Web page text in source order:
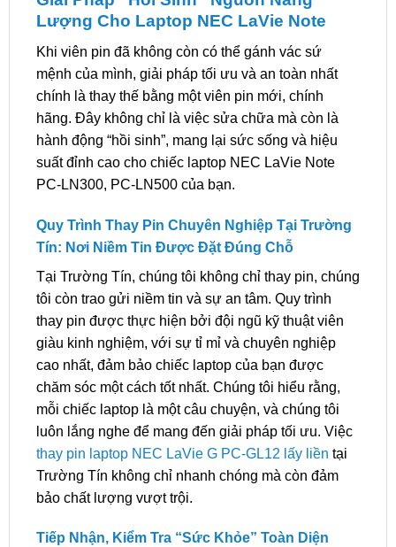
Lượng Cho Laptop NEC LaVie Note
Khi viên pin đã không còn có thể gánh vác sứ
mệnh của mình, giải pháp tối ưu và an toàn nhất
chính là thay thế bằng một viên pin mới, chính
hãng. Đây không chỉ là việc sửa chữa mà còn là
hành động “hồi sinh”, mang lại sức sống và hiệu
suất đỉnh cao cho chiếc laptop NEC LaVie Note
PC-LN300, PC-LN500 của bạn.
Quy Trình Thay Pin Chuyên Nghiệp Tại Trường
Tín: Nơi Niềm Tin Được Đặt Đúng Chỗ
Tại Trường Tín, chúng tôi không chỉ thay pin, chúng
tôi còn trao gửi niềm tin và sự an tâm. Quy trình
thay pin được thực hiện bởi đội ngũ kỹ thuật viên
giàu kinh nghiệm, với sự tỉ mỉ và chuyên nghiệp
cao nhất, đảm bảo chiếc laptop của bạn được
chăm sóc một cách tốt nhất. Chúng tôi hiểu rằng,
mỗi chiếc laptop là một câu chuyện, và chúng tôi
luôn lắng nghe để mang đến giải pháp tối ưu. Việc
thay pin laptop NEC LaVie G PC-GL12 lấy liền tại
Trường Tín không chỉ nhanh chóng mà còn đảm
bảo chất lượng vượt trội.
Tiếp Nhận, Kiểm Tra “Sức Khỏe” Toàn Diện